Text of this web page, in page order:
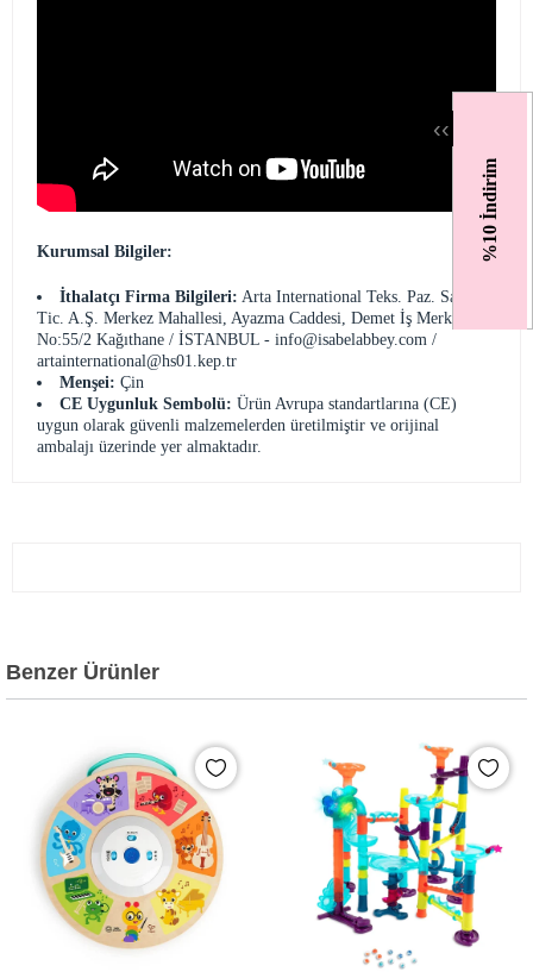
%10 İndirim
‹‹
Kurumsal Bilgiler:
İthalatçı Firma Bilgileri: Arta International Teks. Paz. San. Ve
Tic. A.Ş. Merkez Mahallesi, Ayazma Caddesi, Demet İş Merkezi
No:55/2 Kağıthane / İSTANBUL - info@isabelabbey.com /
artainternational@hs01.kep.tr
Menşei: Çin
CE Uygunluk Sembolü: Ürün Avrupa standartlarına (CE)
uygun olarak güvenli malzemelerden üretilmiştir ve orijinal
ambalajı üzerinde yer almaktadır.
Benzer Ürünler